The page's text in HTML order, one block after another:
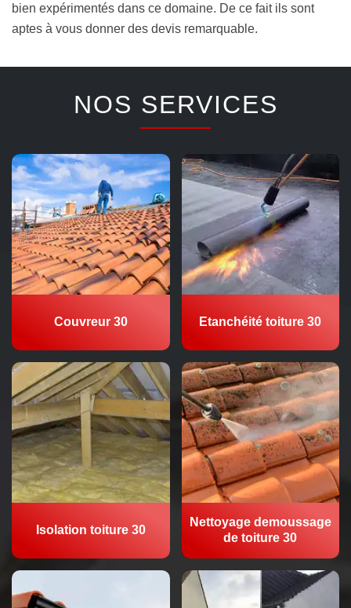
bien expérimentés dans ce domaine. De ce fait ils sont
aptes à vous donner des devis remarquable.
NOS SERVICES
Couvreur 30 Etanchéité toiture 30
Isolation toiture 30
Nettoyage demoussage
de toiture 30